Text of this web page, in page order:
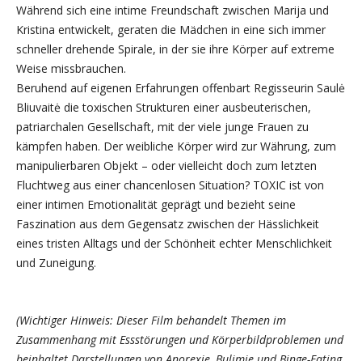
Während sich eine intime Freundschaft zwischen Marija und
Kristina entwickelt, geraten die Mädchen in eine sich immer
schneller drehende Spirale, in der sie ihre Körper auf extreme
Weise missbrauchen.
Beruhend auf eigenen Erfahrungen offenbart Regisseurin Saulė
Bliuvaitė die toxischen Strukturen einer ausbeuterischen,
patriarchalen Gesellschaft, mit der viele junge Frauen zu
kämpfen haben. Der weibliche Körper wird zur Währung, zum
manipulierbaren Objekt – oder vielleicht doch zum letzten
Fluchtweg aus einer chancenlosen Situation? TOXIC ist von
einer intimen Emotionalität geprägt und bezieht seine
Faszination aus dem Gegensatz zwischen der Hässlichkeit
eines tristen Alltags und der Schönheit echter Menschlichkeit
und Zuneigung.
(Wichtiger Hinweis: Dieser Film behandelt Themen im
Zusammenhang mit Essstörungen und Körperbildproblemen und